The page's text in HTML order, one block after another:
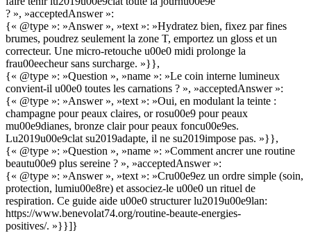
? », »acceptedAnswer »:
{« @type »: »Answer », »text »: »Hydratez bien, fixez par fines
brumes, poudrez seulement la zone T, emportez un gloss et un
correcteur. Une micro-retouche u00e0 midi prolonge la
frau00eecheur sans surcharge. »}},
{« @type »: »Question », »name »: »Le coin interne lumineux
convient-il u00e0 toutes les carnations ? », »acceptedAnswer »:
{« @type »: »Answer », »text »: »Oui, en modulant la teinte :
champagne pour peaux claires, or rosu00e9 pour peaux
mu00e9dianes, bronze clair pour peaux foncu00e9es.
Lu2019u00e9clat su2019adapte, il ne su2019impose pas. »}},
{« @type »: »Question », »name »: »Comment ancrer une routine
beautu00e9 plus sereine ? », »acceptedAnswer »:
{« @type »: »Answer », »text »: »Cru00e9ez un ordre simple (soin,
protection, lumiu00e8re) et associez-le u00e0 un rituel de
respiration. Ce guide aide u00e0 structurer lu2019u00e9lan:
https://www.benevolat74.org/routine-beaute-energies-
positives/. »}}]}